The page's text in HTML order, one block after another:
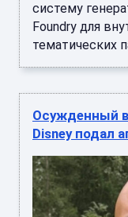
систему
Foundry для
тематических
Осужденный
Disney подал